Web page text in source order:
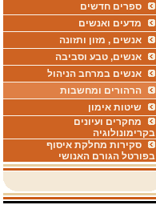
ספרים חדשים
מדעים ואנשים
אנשים , מזון ותזונה
אנשים, טבע וסביבה
אנשים במרחב הניהול
הרהורים ומחשבות
שיטות אימון
מחקרים ועיונים
בקרימונולוגיה
סקירות מחלקת איסוף
בפורטל הגורם האנושי